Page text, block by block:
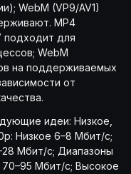
WebM (VP9/AV1)
MP4
подходит для
WebM
на поддерживаемых
от
идеи: Низкое,
Низкое 6–8 Мбит/с;
Мбит/с; Диапазоны
Мбит/с; Высокое